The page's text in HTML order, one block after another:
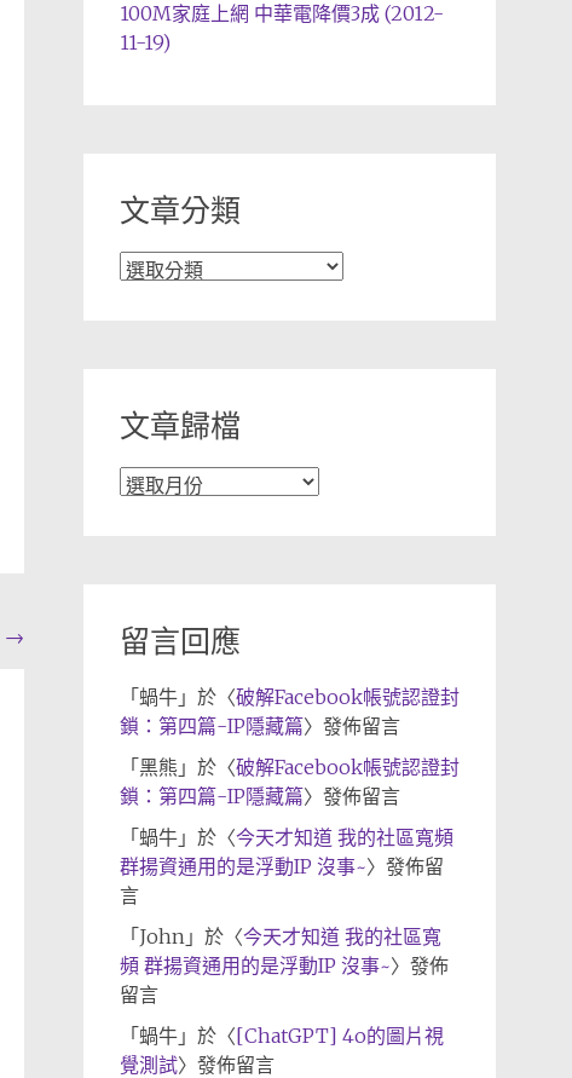
→
100M家庭上網 中華電降價3成 (2012-
11-19)
文章分類
文
文章歸檔
文
留言回應
「 蝸牛」於〈破解Facebook帳號認證封
鎖：第四篇-IP隱藏篇〉發佈留言
「 黑熊 」於〈破解Facebook帳號認證封
鎖：第四篇-IP隱藏篇〉發佈留言
「 蝸牛」於〈今天才知道 我的社區寬頻
群揚資通用的是浮動IP 沒事~〉發佈留
言
「 John」於〈今天才知道 我的社區寬
頻 群揚資通用的是浮動IP 沒事~〉發佈
留言
「 蝸牛」於〈[ChatGPT] 4o的圖片視
覺測試〉發佈留言